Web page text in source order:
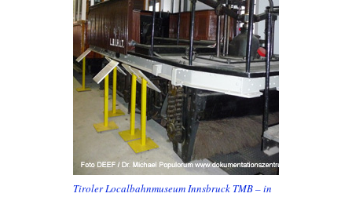
Tiroler Localbahnmuseum Innsbruck TMB – in